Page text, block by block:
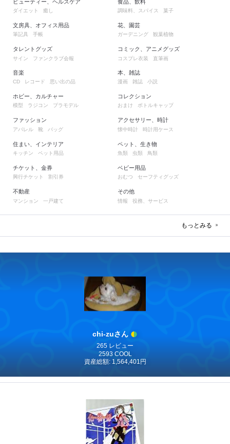
ビューティー、ヘルスケア
ダイエット 癒し
文房具、オフィス用品
筆記具 手帳
タレントグッズ
サイン ファンクラブ会報
食品、飲料
調味料、スパイス 菓子
花、園芸
ガーデニング 観葉植物
コミック、アニメグッズ
コスプレ衣装 直筆画
音楽
CD レコード 思い出の品
ホビー、カルチャー
模型 ラジコン プラモデル
ファッション
アパレル 靴 バッグ
住まい、インテリア
キッチン ペット用品
チケット、金券
興行チケット 割引券
不動産
マンション 一戸建て
本、雑誌
漫画 雑誌 小説
コレクション
おまけ ボトルキャップ
アクセサリー、時計
懐中時計 時計用ケース
ペット、生き物
魚類 虫類 鳥類
ベビー用品
おむつ セーフティグッズ
その他
情報 役務、サービス
もっとみる
chi-zuさん
265 レビュー
2593 COOL
資産総額: 1,564,401円